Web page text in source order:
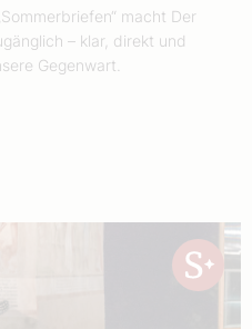
macht Der
– klar, direkt und
Gegenwart.